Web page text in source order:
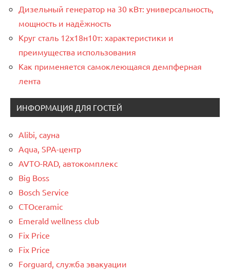
Дизельный генератор на 30 кВт: универсальность,
мощность и надёжность
Круг сталь 12х18н10т: характеристики и
преимущества использования
Как применяется самоклеющаяся демпферная
лента
ИНФОРМАЦИЯ ДЛЯ ГОСТЕЙ
Alibi, сауна
Aqua, SPA-центр
AVTO-RAD, автокомплекс
Big Boss
Bosch Service
CTOceramic
Emerald wellness club
Fix Price
Fix Price
Forguard, служба эвакуации